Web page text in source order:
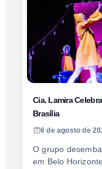
Cia. Lamira
Brasília
6 de agosto de
O grupo
em Belo